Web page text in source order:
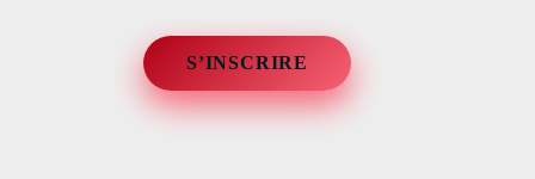
S’INSCRIRE